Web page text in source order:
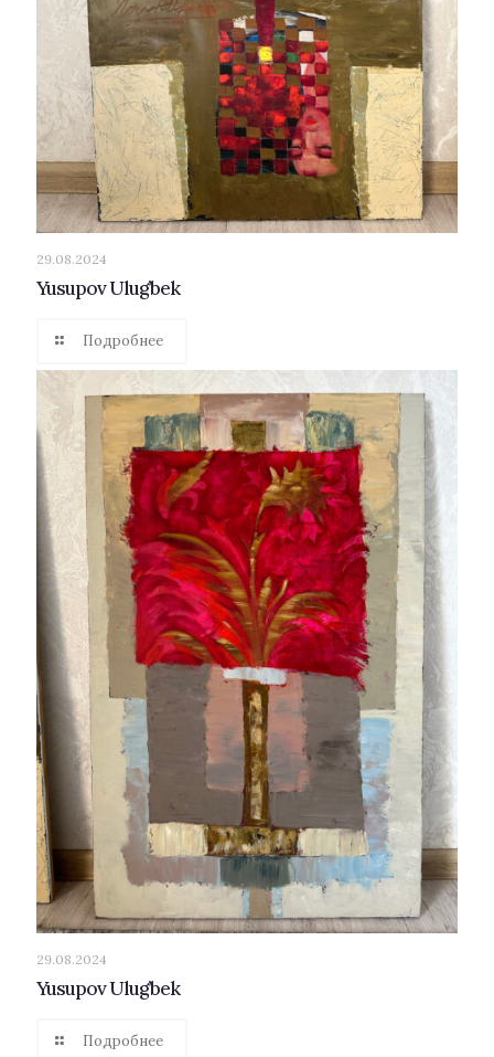
29.08.2024
Yusupov Ulug’bek
Подробнее
29.08.2024
Yusupov Ulug’bek
Подробнее